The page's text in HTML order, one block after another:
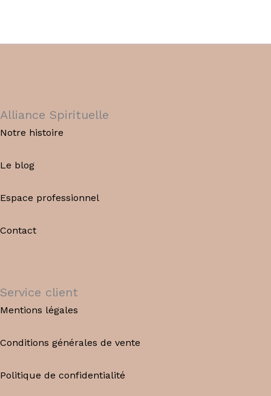
Alliance Spirituelle
Notre histoire
Le blog
Espace professionnel
Contact
Service client
Mentions légales
Conditions générales de vente
Politique de confidentialité